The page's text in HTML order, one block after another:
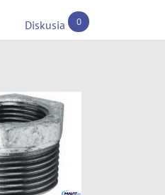
Diskusia 0